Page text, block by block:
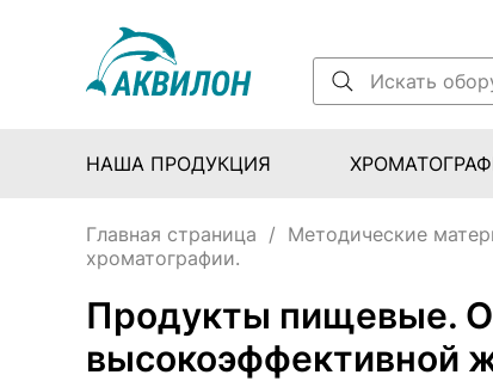
НАША ПРОДУКЦИЯ
Главная страница / Методические
хроматографии.
Продукты пищевые.
высокоэффективной